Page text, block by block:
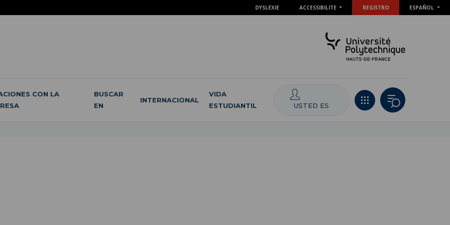
DYSLEXIE ACCESSIBILITE REGISTRO ESPAÑOL
CON LA
BUSCAR
EN
INTERNACIONAL
VIDA
ESTUDIANTIL
USTED ES